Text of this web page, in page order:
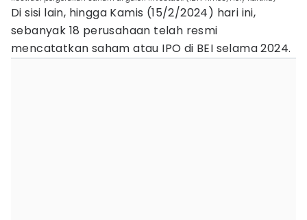
Di sisi lain, hingga Kamis (15/2/2024) hari ini,
sebanyak 18 perusahaan telah resmi
mencatatkan saham atau IPO di BEI selama 2024.